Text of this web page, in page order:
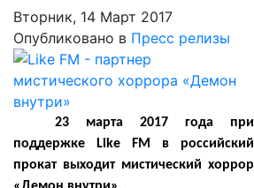
Вторник, 14 Март 2017
Опубликовано в Пресс релизы
23 марта 2017 года при
поддержке Like FM в российский
прокат выходит мистический хоррор